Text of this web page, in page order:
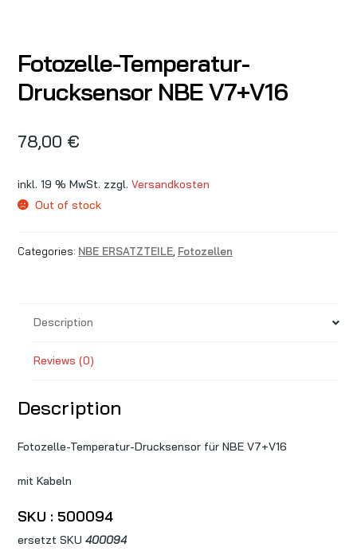
Fotozelle-Temperatur-
Drucksensor NBE V7+V16
78,00 €
inkl. 19 % MwSt. zzgl. Versandkosten
Out of stock
Categories: NBE ERSATZTEILE Fotozellen
Description
Reviews (0)
Description
Fotozelle-Temperatur-Drucksensor für NBE V7+V16
mit Kabeln
SKU : 500094
ersetzt SKU 400094